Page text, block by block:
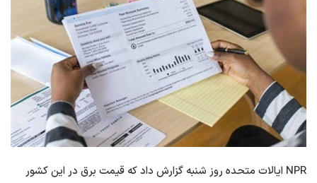
NPR ایالات متحده روز شنبه گزارش داد که قیمت برق در این کشور